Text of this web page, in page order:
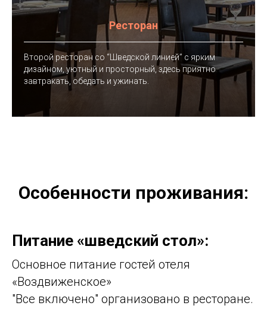
Ресторан
Второй ресторан со “Шведской линией” с ярким
дизайном, уютный и просторный, здесь приятно
завтракать, обедать и ужинать.
Особенности проживания:
Питание «шведский стол»:
Основное питание гостей отеля
«Воздвиженское»
"Все включено" организовано в ресторане.